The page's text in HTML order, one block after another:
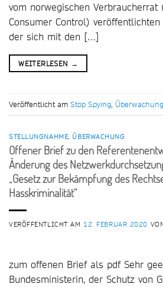
vom norwegischen Verbraucherrat
Consumer Control)
der sich mit den […]
WEITERLESEN →
Veröffentlicht am Stop Spying, Überwachung
STELLUNGNAHME, ÜBERWACHUNG
Offener Brief zu den
Änderung des
„Gesetz zur Bekämpfung des
Hasskriminalität“
VERÖFFENTLICHT AM 12. FEBRUAR 2020
zum offenen Brief als pdf Sehr
Bundesministerin, der Schutz von